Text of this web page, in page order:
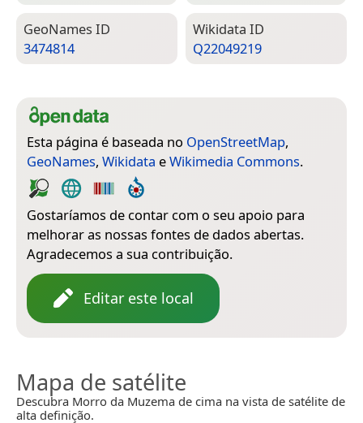
Geo­Names ID
3474814
Wiki­data ID
Q22049219
Esta página é baseada no OpenStreetMap,
GeoNames, Wikidata eWikimedia Commons.
Gostaríamos de contar com o seu apoio para
melhorar as nossas fontes de dados abertas.
Agradecemos a sua contribuição.
Editar este local
Mapa de satélite
Descubra Morro da Muzema de cima na vista de satélite de
alta definição.